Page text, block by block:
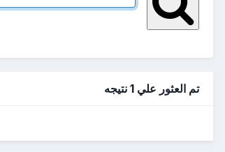
تم العثور علي 1 نتيجه